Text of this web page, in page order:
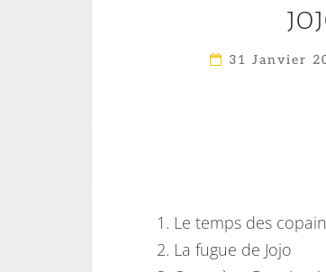
31 Janvier
1. Le temps des
2. La fugue de Jojo